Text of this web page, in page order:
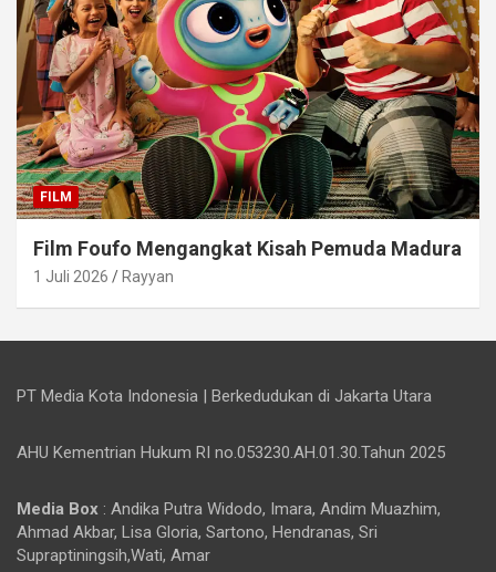
FILM
Film Foufo Mengangkat Kisah Pemuda Madura
1 Juli 2026 Rayyan
PT Media Kota Indonesia | Berkedudukan di Jakarta Utara
AHU Kementrian Hukum RI no.053230.AH.01.30.Tahun 2025
Media Box : Andika Putra Widodo, Imara, Andim Muazhim,
Ahmad Akbar, Lisa Gloria, Sartono, Hendranas, Sri
Supraptiningsih,Wati, Amar